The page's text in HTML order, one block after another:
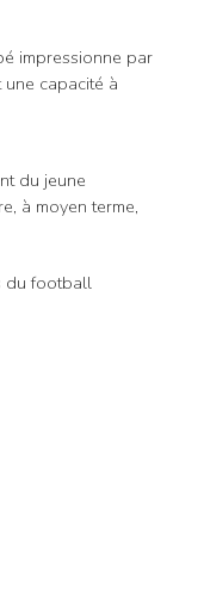
impressionne par
capacité à
du jeune
à moyen terme,
du football